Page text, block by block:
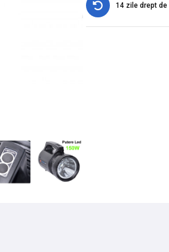
14 zile drept de